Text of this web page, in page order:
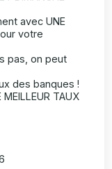
avec UNE
votre
pas, on peut
des banques !
TAUX